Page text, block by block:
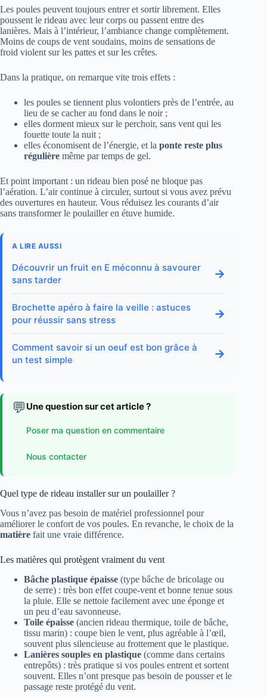
Les poules peuvent toujours entrer et sortir librement. Elles
poussent le rideau avec leur corps ou passent entre des
lanières. Mais à l’intérieur, l’ambiance change complètement.
Moins de coups de vent soudains, moins de sensations de
froid violent sur les pattes et sur les crêtes.
Dans la pratique, on remarque vite trois effets :
les poules se tiennent plus volontiers près de l’entrée, au
lieu de se cacher au fond dans le noir ;
elles dorment mieux sur le perchoir, sans vent qui les
fouette toute la nuit ;
elles économisent de l’énergie, et la ponte reste plus
régulière même par temps de gel.
Et point important : un rideau bien posé ne bloque pas
l’aération. L’air continue à circuler, surtout si vous avez prévu
des ouvertures en hauteur. Vous réduisez les courants d’air
sans transformer le poulailler en étuve humide.
A LIRE AUSSI
Découvrir un fruit en E méconnu à savourer
sans tarder
→
Brochette apéro à faire la veille : astuces
pour réussir sans stress
→
Comment savoir si un oeuf est bon grâce à
un test simple
→
💬 Une question sur cet article ?
Poser ma question en commentaire
Nous contacter
Quel type de rideau installer sur un poulailler ?
Vous n’avez pas besoin de matériel professionnel pour
améliorer le confort de vos poules. En revanche, le choix de la
matière fait une vraie différence.
Les matières qui protègent vraiment du vent
Bâche plastique épaisse (type bâche de bricolage ou
de serre) : très bon effet coupe-vent et bonne tenue sous
la pluie. Elle se nettoie facilement avec une éponge et
un peu d’eau savonneuse.
Toile épaisse (ancien rideau thermique, toile de bâche,
tissu marin) : coupe bien le vent, plus agréable à l’œil,
souvent plus silencieuse au frottement que le plastique.
Lanières souples en plastique (comme dans certains
entrepôts) : très pratique si vos poules entrent et sortent
souvent. Elles n’ont presque pas besoin de pousser et le
passage reste protégé du vent.